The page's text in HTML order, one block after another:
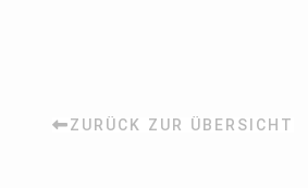
ZURÜCK ZUR ÜBERSICHT